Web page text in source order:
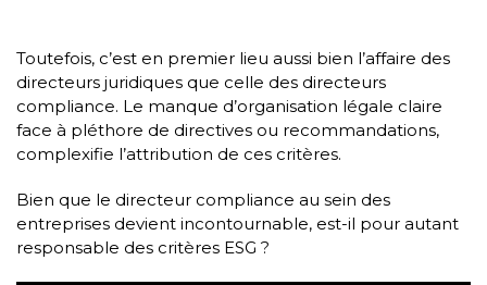
Toutefois, c’est en premier lieu aussi bien l’affaire des
directeurs juridiques que celle des directeurs
compliance. Le manque d’organisation légale claire
face à pléthore de directives ou recommandations,
complexifie l’attribution de ces critères.
Bien que le directeur compliance au sein des
entreprises devient incontournable, est-il pour autant
responsable des critères ESG ?